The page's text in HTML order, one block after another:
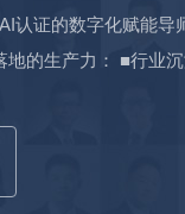
认证的数字化赋能
的生产力： ■行业
品化思维：构建
表达”四维赋能提升
■生态化赋能网络